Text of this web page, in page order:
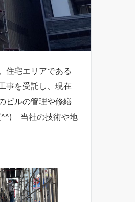
住宅エリアである
事を受託し、現在
ビルの管理や修繕
(^^) 当社の技術や地